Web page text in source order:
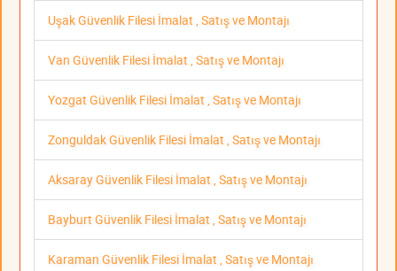
Uşak Güvenlik Filesi İmalat , Satış ve Montajı
Van Güvenlik Filesi İmalat , Satış ve Montajı
Yozgat Güvenlik Filesi İmalat , Satış ve Montajı
Zonguldak Güvenlik Filesi İmalat , Satış ve Montajı
Aksaray Güvenlik Filesi İmalat , Satış ve Montajı
Bayburt Güvenlik Filesi İmalat , Satış ve Montajı
Karaman Güvenlik Filesi İmalat , Satış ve Montajı